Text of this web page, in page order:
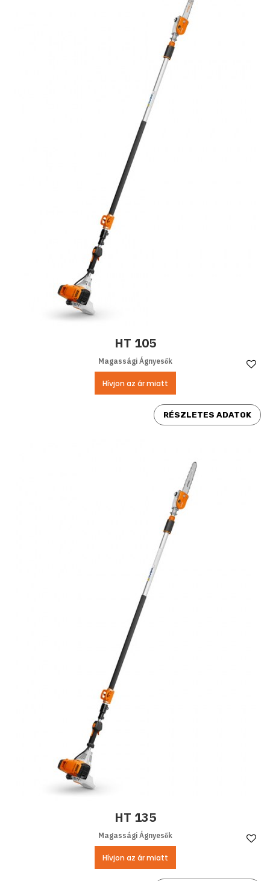
HT 105
Magassági Ágnyesők
Hívjon az ár miatt
RÉSZLETES ADATOK
HT 135
Magassági Ágnyesők
Hívjon az ár miatt